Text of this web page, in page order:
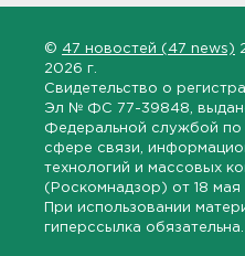
© 47 новостей (47 news)
2026 г.
Свидетельство о
Эл № ФС 77-39848 ,
Федеральной службой по
сфере связи,
технологий и массовых
(Роскомнадзор) от 18 мая
При использовании
гиперссылка обязательна.